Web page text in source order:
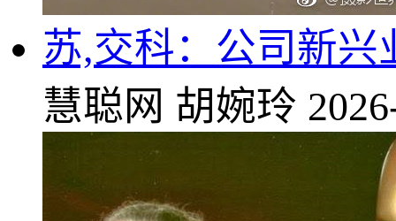
苏,交科：公司新
慧聪网 胡婉玲